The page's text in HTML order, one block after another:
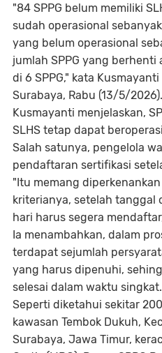
"84 SPPG belum memiliki
sudah operasional sebanyak
yang belum operasional
jumlah SPPG yang
di 6 SPPG," kata
Surabaya, Rabu (13/5/2026).
Kusmayanti menjelaskan,
SLHS tetap dapat
Salah satunya, pengelola
pendaftaran sertifikasi
"Itu memang
kriterianya, setelah tanggal
hari harus segera
Ia menambahkan, dalam
terdapat sejumlah
yang harus dipenuhi,
selesai dalam waktu singkat.
Seperti diketahui sekitar
kawasan Tembok Dukuh,
Surabaya, Jawa Timur,